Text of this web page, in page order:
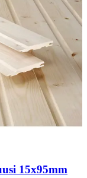
15x95mm